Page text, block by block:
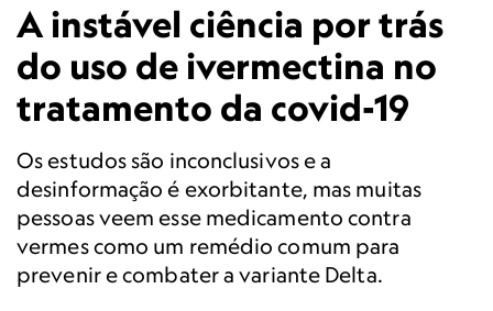
A instável ciência por trás
do uso de ivermectina no
tratamento da covid-19
Os estudos são inconclusivos e a
desinformação é exorbitante, mas muitas
pessoas veem esse medicamento contra
vermes como um remédio comum para
prevenir e combater a variante Delta.